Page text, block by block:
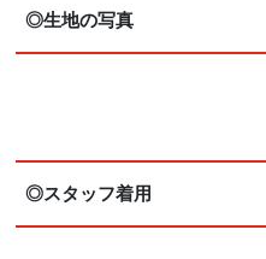
◎生地の写真
◎スタッフ着用